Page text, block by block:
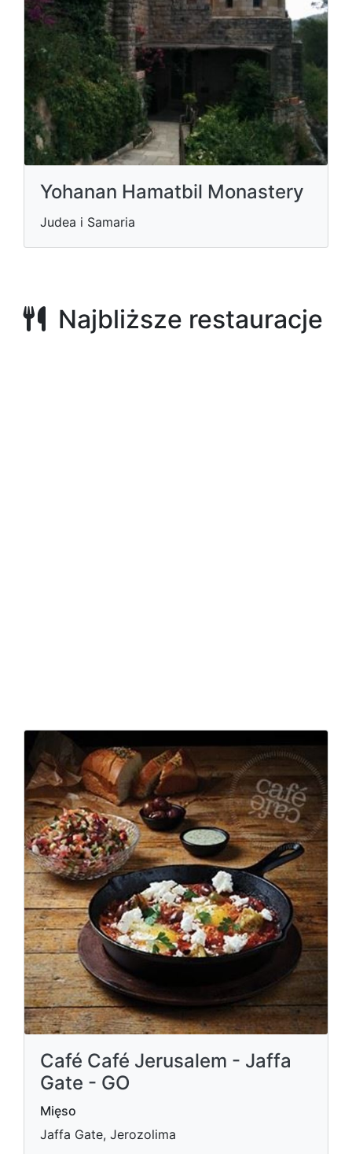
Yohanan Hamatbil Monastery
Judea i Samaria
Najbliższe restauracje
Café Café Jerusalem - Jaffa
Gate - GO
Mięso
Jaffa Gate, Jerozolima